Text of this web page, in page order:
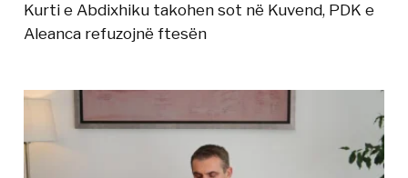
Kurti e Abdixhiku takohen sot në Kuvend, PDK e
Aleanca refuzojnë ftesën